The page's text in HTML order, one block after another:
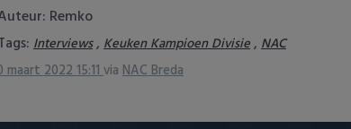
Remko
Interviews, Keuken Kampioen Divisie, NAC
maart 2022 15:11via NAC Breda